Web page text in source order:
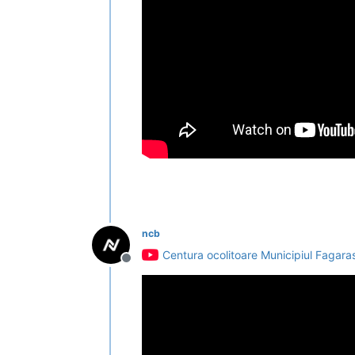
Deconectat
ncb
Centura ocolitoare Municipiul